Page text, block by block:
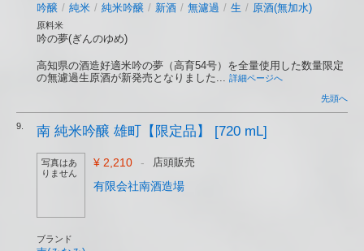
吟醸 / 純米 / 純米吟醸 / 新酒 / 無濾過 / 生 / 原酒(無加水)
原料米
吟の夢(ぎんのゆめ)
高知県の酒造好適米吟の夢（高育54号）を全量使用した数量限定
の無濾過生原酒が新発売となりました... 詳細ページへ
先頭へ
9. 南 純米吟醸 雄町【限定品】 [720 mL]
写真はあ
りません
¥ 2,210 - 店頭販売
有限会社南酒造場
ブランド